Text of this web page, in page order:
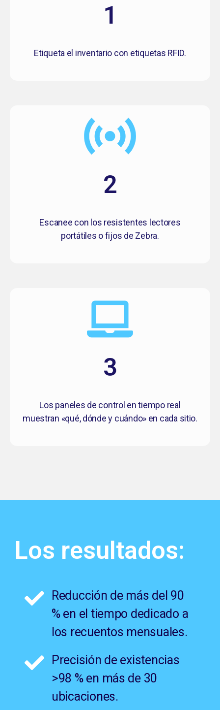
1
Etiqueta el inventario con etiquetas RFID.
2
Escanee con los resistentes lectores
portátiles o fijos de Zebra.
3
Los paneles de control en tiempo real
muestran «qué, dónde y cuándo» en cada sitio.
Los resultados:
Reducción de más del 90
% en el tiempo dedicado a
los recuentos mensuales.
Precisión de existencias
>98 % en más de 30
ubicaciones.